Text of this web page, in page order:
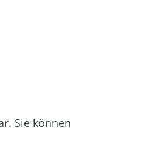
Sie können